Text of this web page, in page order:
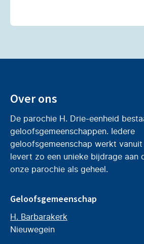
Over ons
De parochie H. Drie-eenheid
geloofsgemeenschappen. Iedere
geloofsgemeenschap werkt
levert zo een unieke bijdrage aan
onze parochie als geheel.
Geloofsgemeenschap
H. Barbarakerk
Nieuwegein